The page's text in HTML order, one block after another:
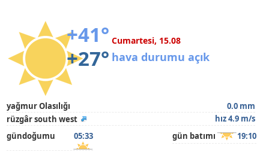
+41°
+27°
Cumartesi, 15.08
hava durumu açık
yağmur Olasılığı
0.0 mm
rüzgâr south west
hız 4.9 m/s
gündoğumu
05:33 gün batımı 19:10